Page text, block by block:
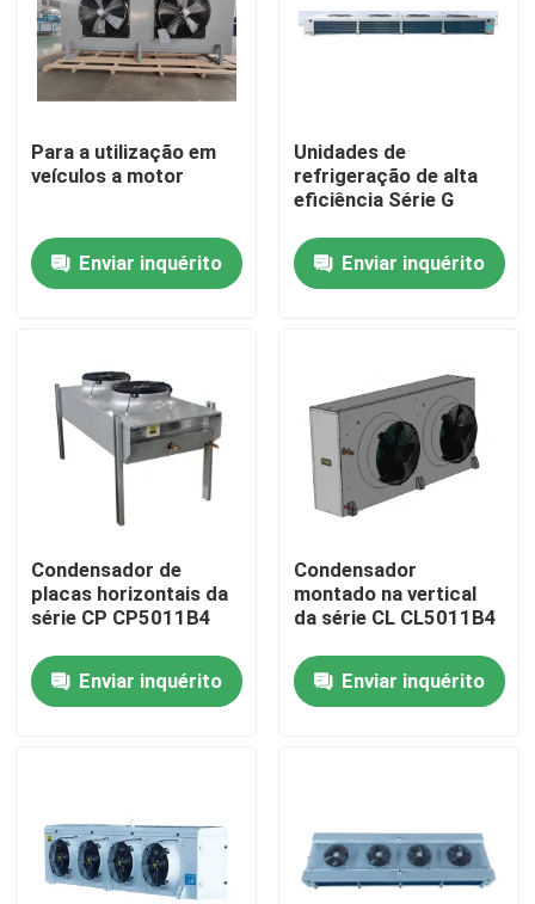
Produtos
Visita à Fábrica
Controle de Qualidade
Contacte-nos
Notícias
Solicitar Orçamento
evaporador do coolroom
Para a utilização em
veículos a motor
Enviar inquérito
Unidades de
refrigeração de alta
eficiência Série G
Enviar inquérito
Condensador de
placas horizontais da
série CP CP5011B4
Enviar inquérito
Condensador
montado na vertical
da série CL CL5011B4
Enviar inquérito